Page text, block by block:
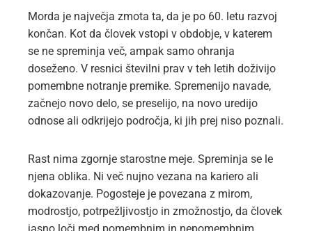
Morda je največja zmota ta, da je po 60. letu razvoj
končan. Kot da človek vstopi v obdobje, v katerem
se ne spreminja več, ampak samo ohranja
doseženo. V resnici številni prav v teh letih doživijo
pomembne notranje premike. Spremenijo navade,
začnejo novo delo, se preselijo, na novo uredijo
odnose ali odkrijejo področja, ki jih prej niso poznali.
Rast nima zgornje starostne meje. Spreminja se le
njena oblika. Ni več nujno vezana na kariero ali
dokazovanje. Pogosteje je povezana z mirom,
modrostjo, potrpežljivostjo in zmožnostjo, da človek